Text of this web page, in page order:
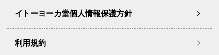
イトーヨーカ堂個人情報保護方針
利用規約